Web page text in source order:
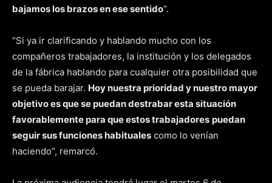
bajamos los brazos en ese sentido“.
“Si ya ir clarificando y hablando mucho con los
compañeros trabajadores, la institución y los delegados
de la fábrica hablando para cualquier otra posibilidad que
se pueda barajar. Hoy nuestra prioridad y nuestro mayor
objetivo es que se puedan destrabar esta situación
favorablemente para que estos trabajadores puedan
seguir sus funciones habituales como lo venían
haciendo”, remarcó.